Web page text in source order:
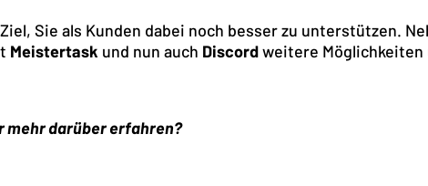
Sie als Kunden dabei noch besser zu unterstützen.
Meistertask und nun auch Discordweitere Möglichkeiten
mehr darüber erfahren?